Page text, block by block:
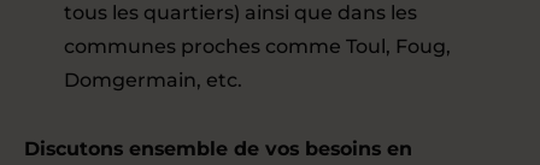
tous les quartiers) ainsi que dans les
communes proches comme Toul, Foug,
Domgermain, etc.
Discutons ensemble de vos besoins en